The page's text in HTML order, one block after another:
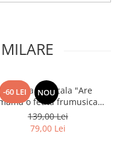
-60 LEI NOU
Papusa Muzicala "Are
o fetita frumusica
foc"
139,00 Lei
79,00 Lei